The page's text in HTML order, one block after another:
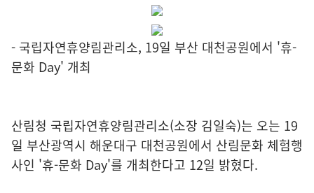
- 국립자연휴양림관리소, 19일 부산 대천공원에서 '휴-
문화 Day' 개최
산림청 국립자연휴양림관리소(소장 김일숙)는 오는 19
일 부산광역시 해운대구 대천공원에서 산림문화 체험행
사인 '휴-문화 Day'를 개최한다고 12일 밝혔다.